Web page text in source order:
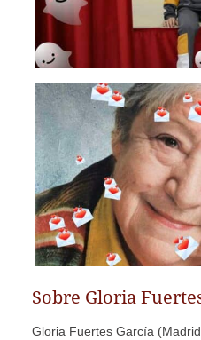
Sobre Gloria
Gloria Fuertes García